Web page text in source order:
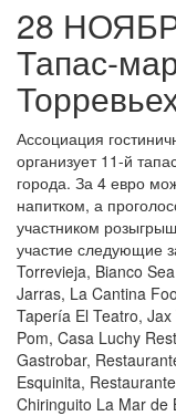
28
Тапас-
Ассоциация
организует 11-й
города. За 4 евро
напитком, а
участником
участие следующие
Torrevieja, Bianco
Jarras, La Cantina
Tapería El Teatro,
Pom, Casa Luchy
Gastrobar,
Esquinita,
Chiringuito La Mar de